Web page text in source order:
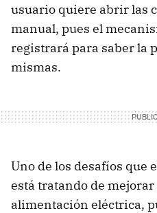
usuario quiere abrir las
manual, pues el
registrará para saber la
mismas.
Uno de los desafíos que
está tratando de mejorar
alimentación eléctrica,